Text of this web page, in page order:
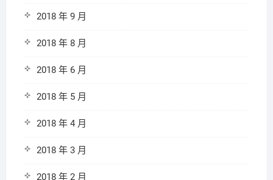
2018 年 9 月
2018 年 8 月
2018 年 6 月
2018 年 5 月
2018 年 4 月
2018 年 3 月
2018 年 2 月